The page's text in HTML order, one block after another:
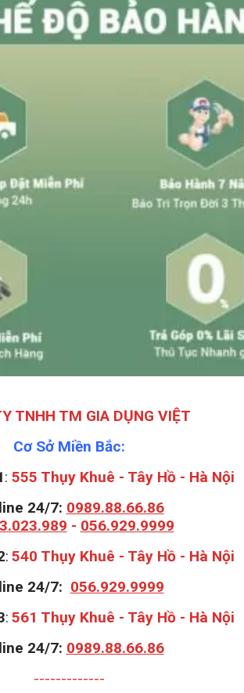
TNHH TM GIA DỤNG VIỆT
Cơ Sở Miền Bắc:
: 555 Thụy Khuê - Tây Hồ - Hà Nội
24/7: 0989.88.66.86
- 056.929.9999
: 540 Thụy Khuê - Tây Hồ - Hà Nội
24/7: 056.929.9999
: 561 Thụy Khuê - Tây Hồ - Hà Nội
24/7: 0989.88.66.86
-------------